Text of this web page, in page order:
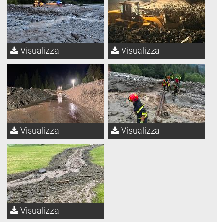
Visualizza Visualizza
Visualizza Visualizza
Visualizza